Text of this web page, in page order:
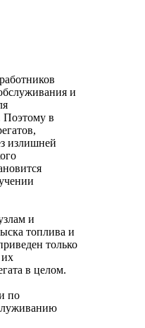
и
Поэтому в
излишней
и
топлива и
только
их
в целом.
по